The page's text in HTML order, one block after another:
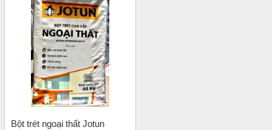
Bột trét ngoại thất Jotun